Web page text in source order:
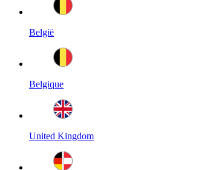
België
Belgique
United Kingdom